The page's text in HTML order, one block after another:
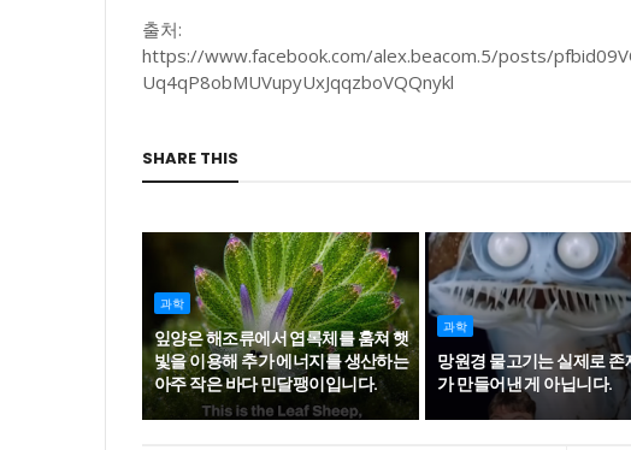
출처:
https://www.facebook.com/alex.beacom.5/posts/
Uq4qP8obMUVupyUxJqqzboVQQnykl
SHARE THIS
과학
잎양은 해조류에서 엽록체를 훔쳐 햇
빛을 이용해 추가 에너지를 생산하는
아주 작은 바다 민달팽이입니다.
과학
망원경 물고기는 실제로 존
가 만들어낸 게 아닙니다.